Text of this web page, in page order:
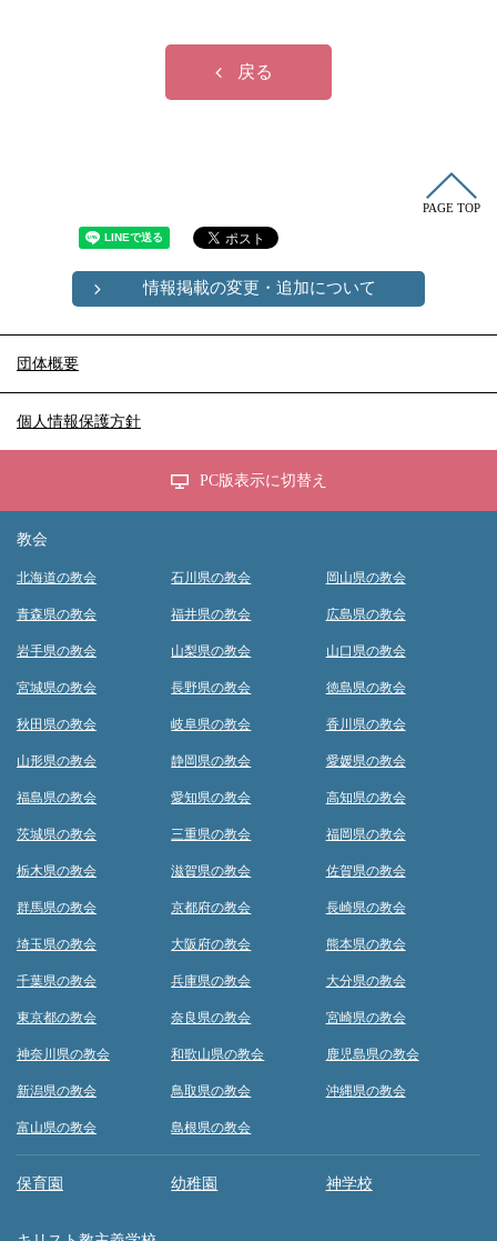
戻る
PAGE TOP
情報掲載の変更・追加について
団体概要
個人情報保護方針
PC版表示に切替え
教会
北海道の教会
青森県の教会
岩手県の教会
宮城県の教会
秋田県の教会
山形県の教会
福島県の教会
茨城県の教会
栃木県の教会
群馬県の教会
埼玉県の教会
千葉県の教会
東京都の教会
神奈川県の教会
新潟県の教会
富山県の教会
石川県の教会
福井県の教会
山梨県の教会
長野県の教会
岐阜県の教会
静岡県の教会
愛知県の教会
三重県の教会
滋賀県の教会
京都府の教会
大阪府の教会
兵庫県の教会
奈良県の教会
和歌山県の教会
鳥取県の教会
島根県の教会
岡山県の教会
広島県の教会
山口県の教会
徳島県の教会
香川県の教会
愛媛県の教会
高知県の教会
福岡県の教会
佐賀県の教会
長崎県の教会
熊本県の教会
大分県の教会
宮崎県の教会
鹿児島県の教会
沖縄県の教会
保育園 幼稚園 神学校